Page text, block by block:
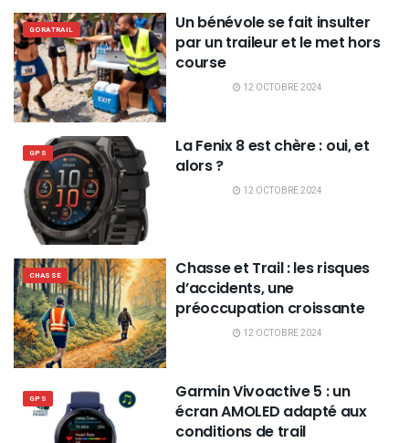
GORATRAIL
Un bénévole se fait insulter
par un traileur et le met hors
course
12 OCTOBRE 2024
GPS
La Fenix 8 est chère : oui, et
alors ?
12 OCTOBRE 2024
CHASSE
Chasse et Trail : les risques
d’accidents, une
préoccupation croissante
12 OCTOBRE 2024
GPS
Garmin Vivoactive 5 : un
écran AMOLED adapté aux
conditions de trail